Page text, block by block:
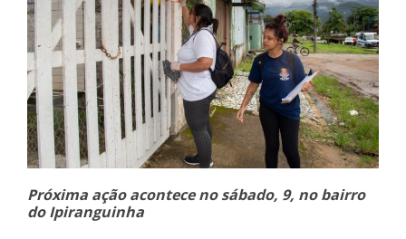
Próxima ação acontece no sábado, 9, no bairro
do Ipiranguinha